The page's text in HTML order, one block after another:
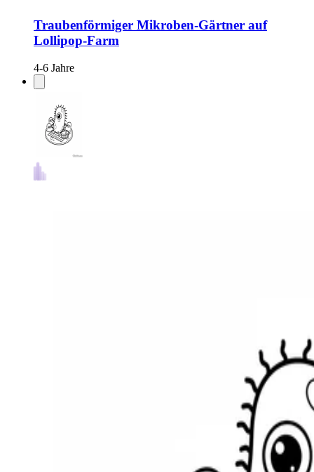
Traubenförmiger Mikroben-Gärtner auf
Lollipop-Farm
4-6 Jahre